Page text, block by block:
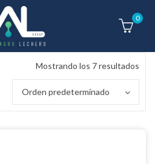
0
Mostrando los 7 resultados
Orden predeterminado